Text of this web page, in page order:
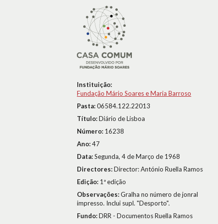
Instituição:
Fundação Mário Soares e Maria Barroso
Pasta:06584.122.22013
Título:Diário de Lisboa
Número: 16238
Ano:47
Data:Segunda, 4 de Março de 1968
Directores:Director: António Ruella Ramos
Edição: 1ª edição
Observações:Gralha no número de jonral
impresso. Inclui supl. "Desporto".
Fundo:DRR - Documentos Ruella Ramos